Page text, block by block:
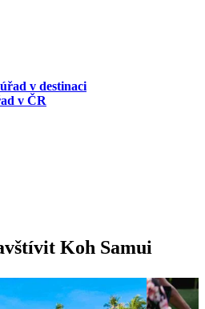
v destinaci
v ČR
Koh Samui